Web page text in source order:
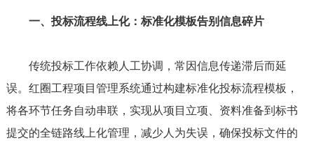
一、投标流程线上化：标准化模板告别信息碎片
传统投标工作依赖人工协调，常因信息传递滞后而延
误。红圈工程项目管理系统通过构建标准化投标流程模板，
将各环节任务自动串联，实现从项目立项、资料准备到标书
提交的全链路线上化管理，减少人为失误，确保投标文件的